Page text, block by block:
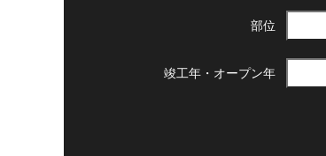
部位
竣工年・ オープン年